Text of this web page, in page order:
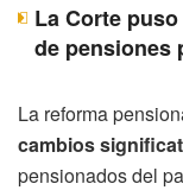
La Corte
de pensiones
La reforma
cambios
pensionados del